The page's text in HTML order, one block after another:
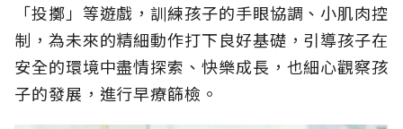
「投擲」等遊戲，訓練孩子的手眼協調、小肌肉控
制，為未來的精細動作打下良好基礎，引導孩子在
安全的環境中盡情探索、快樂成長，也細心觀察孩
子的發展，進行早療篩檢。